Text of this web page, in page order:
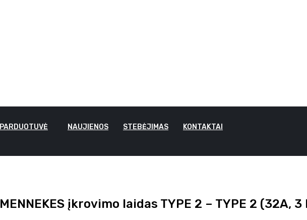
PARDUOTUVĖ NAUJIENOS STEBĖJIMAS KONTAKTAI
MENNEKES įkrovimo laidas TYPE 2 – TYPE 2 (32A, 3